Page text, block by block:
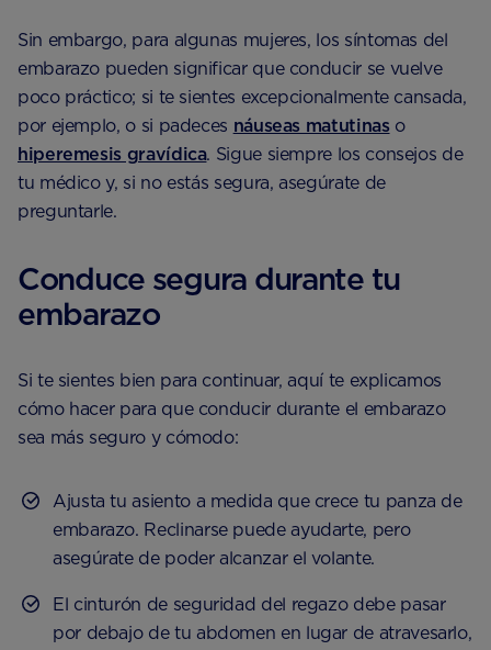
Sin embargo, para algunas mujeres, los síntomas del
embarazo pueden significar que conducir se vuelve
poco práctico; si te sientes excepcionalmente cansada,
por ejemplo, o si padeces náuseas matutinaso
hiperemesis gravídica. Sigue siempre los consejos de
tu médico y, si no estás segura, asegúrate de
preguntarle.
Conduce segura durante tu
embarazo
Si te sientes bien para continuar, aquí te explicamos
cómo hacer para que conducir durante el embarazo
sea más seguro y cómodo:
Ajusta tu asiento a medida que crece tu panza de
embarazo. Reclinarse puede ayudarte, pero
asegúrate de poder alcanzar el volante.
El cinturón de seguridad del regazo debe pasar
por debajo de tu abdomen en lugar de atravesarlo,